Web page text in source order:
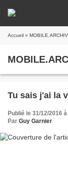
Accueil »
Tu sais j'ai la
Publié le 31/12/2016
Par Guy Garnier